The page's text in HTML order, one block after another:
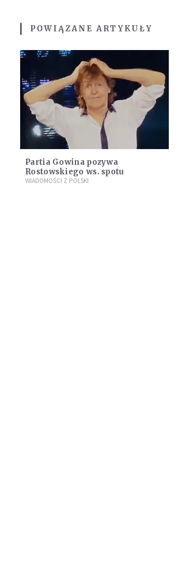
POWIĄZANE ARTYKUŁY
Partia Gowina pozywa
Rostowskiego ws. spotu
WIADOMOŚCI Z POLSKI